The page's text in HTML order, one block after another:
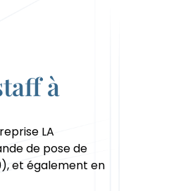
à
LA
de pose de
et également en